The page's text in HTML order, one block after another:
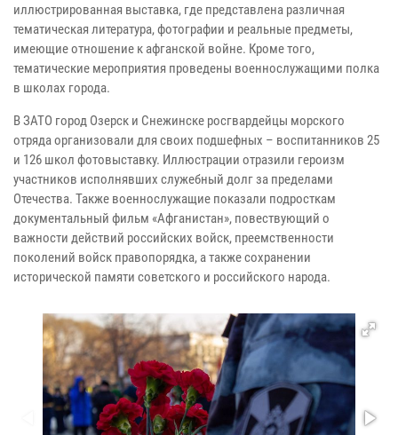
иллюстрированная выставка, где представлена различная
тематическая литература, фотографии и реальные предметы,
имеющие отношение к афганской войне. Кроме того,
тематические мероприятия проведены военнослужащими полка
в школах города.
В ЗАТО город Озерск и Снежинске росгвардейцы морского
отряда организовали для своих подшефных – воспитанников 25
и 126 школ фотовыставку. Иллюстрации отразили героизм
участников исполнявших служебный долг за пределами
Отечества. Также военнослужащие показали подросткам
документальный фильм «Афганистан», повествующий о
важности действий российских войск, преемственности
поколений войск правопорядка, а также сохранении
исторической памяти советского и российского народа.